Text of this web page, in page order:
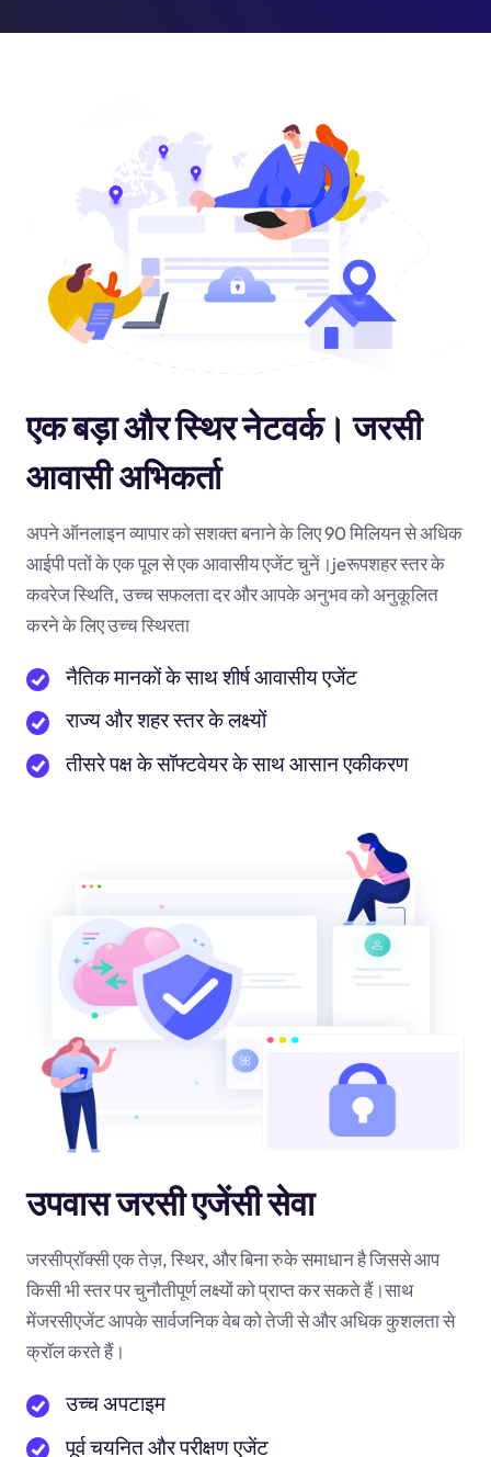
एक बड़ा और स्थिर नेटवर्क। जरसी
आवासी अभिकर्ता
अपने ऑनलाइन व्यापार को सशक्त बनाने के लिए 90 मिलियन से अधिक
आईपी पतों के एक पूल से एक आवासीय एजेंट चुनें।jeरूपशहर स्तर के
कवरेज स्थिति, उच्च सफलता दर और आपके अनुभव को अनुकूलित
करने के लिए उच्च स्थिरता
नैतिक मानकों के साथ शीर्ष आवासीय एजेंट
राज्य और शहर स्तर के लक्ष्यों
तीसरे पक्ष के सॉफ्टवेयर के साथ आसान एकीकरण
उपवास जरसी एजेंसी सेवा
जरसीप्रॉक्सी एक तेज़, स्थिर, और बिना रुके समाधान है जिससे आप
किसी भी स्तर पर चुनौतीपूर्ण लक्ष्यों को प्राप्त कर सकते हैं।साथ
मेंजरसीएजेंट आपके सार्वजनिक वेब को तेजी से और अधिक कुशलता से
क्रॉल करते हैं।
उच्च अपटाइम
पूर्व चयनित और परीक्षण एजेंट